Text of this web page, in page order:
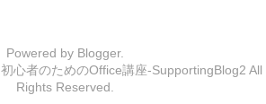
Powered by Blogger.
初心者のためのOffice講座-SupportingBlog2 All
Rights Reserved.